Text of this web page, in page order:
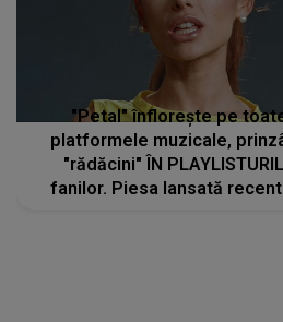
"Petal" înflorește pe
platformele muzicale,
"rădăcini" ÎN
fanilor. Piesa lansată